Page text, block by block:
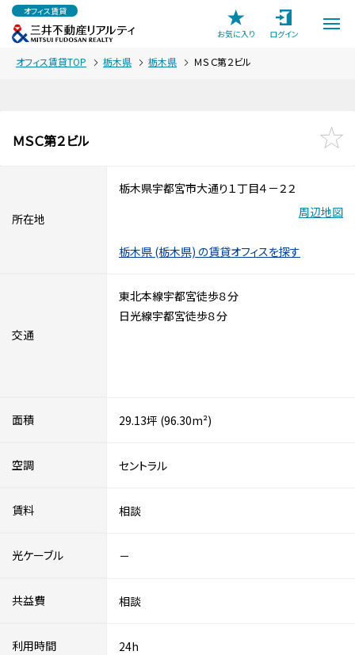
オフィス賃貸
お気に入り
ログイン
オフィス賃貸TOP 栃木県 栃木県 ＭＳＣ第２ビル
ＭＳＣ第２ビル
所在地
栃木県宇都宮市大通り１丁目４－２２
周辺地図
栃木県 (栃木県) の賃貸オフィスを探す
交通
東北本線宇都宮徒歩８分
日光線宇都宮徒歩８分
面積 29.13坪 (96.30m²)
空調 セントラル
賃料 相談
光ケーブル －
共益費 相談
利用時間 24h